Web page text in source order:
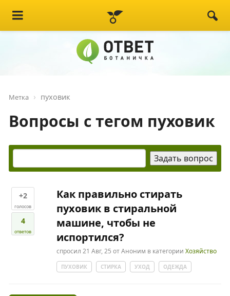
Метка пуховик
Вопросы с тегом пуховик
+2
голосов
4
ответов
Как правильно стирать
пуховик в стиральной
машине, чтобы не
испортился?
спросил 21 Авг, 25 отАноним в категорииХозяйство
ПУХОВИК СТИРКА УХОД ОДЕЖДА